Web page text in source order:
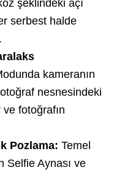
şeklindeki açı
serbest halde
kameranın
nesnesindeki
fotoğrafın
Pozlama: Temel
Selfie Aynası ve